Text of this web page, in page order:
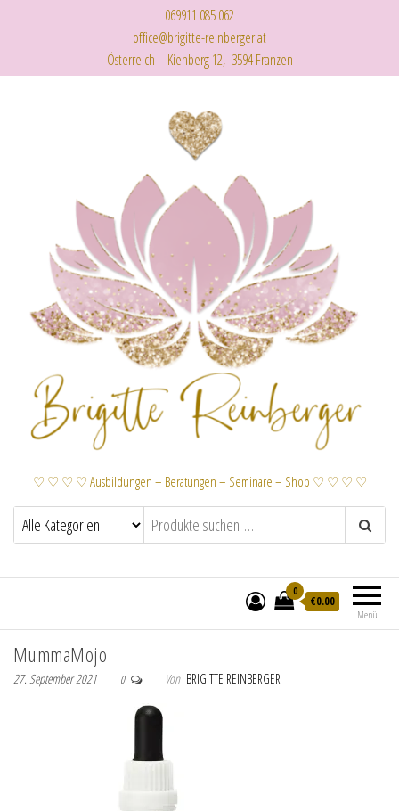
069911 085 062
office@brigitte-reinberger.at
Österreich – Kienberg 12, 3594 Franzen
♡ ♡ ♡ ♡ Ausbildungen – Beratungen – Seminare – Shop ♡ ♡ ♡ ♡
Menü
0
€0.00
MummaMojo
27. September 2021 0 Von BRIGITTE REINBERGER